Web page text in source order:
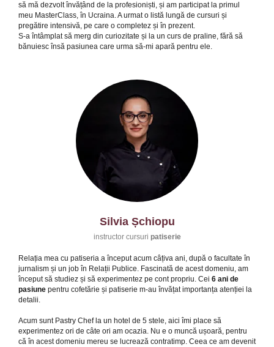
să mă dezvolt învățând de la profesioniști, și am participat la primul
meu MasterClass, în Ucraina. A urmat o listă lungă de cursuri și
pregătire intensivă, pe care o completez și în prezent.
S-a întâmplat să merg din curiozitate și la un curs de praline, fără să
bănuiesc însă pasiunea care urma să-mi apară pentru ele.
Silvia Șchiopu
instructor cursuri patiserie
Relația mea cu patiseria a început acum câțiva ani, după o facultate în
jurnalism și un job în Relații Publice. Fascinată de acest domeniu, am
început să studiez și să experimentez pe cont propriu. Cei 6 ani de
pasiune pentru cofetărie și patiserie m-au învățat importanța atenției la
detalii.
Acum sunt Pastry Chef la un hotel de 5 stele, aici îmi place să
experimentez ori de câte ori am ocazia. Nu e o muncă ușoară, pentru
că în acest domeniu mereu se lucrează contratimp. Ceea ce am devenit